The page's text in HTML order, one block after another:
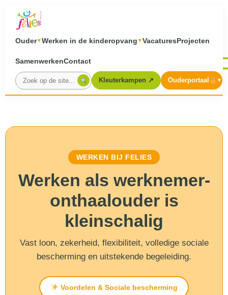
Ouder▼Werken in de kinderopvang ▼VacaturesProjecten
SamenwerkenContact
Kleuterkampen ↗ Ouderportaal ▼
WERKEN BIJ FELIES
Werken als werknemer-
onthaalouder is
kleinschalig
Vast loon, zekerheid, flexibiliteit, volledige sociale
bescherming en uitstekende begeleiding.
Voordelen & Sociale bescherming